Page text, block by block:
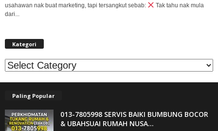
usahawan nak buat marketing, tapi tersangkut sebab:
Tak tahu nak mula
dari...
Kategori
Kategori
Paling Popular
013-7805998 SERVIS BAIKI BUMBUNG BOCOR
& UBAHSUAI RUMAH NUSA...